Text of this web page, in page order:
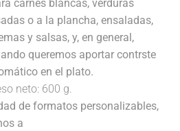
carnes blancas, verduras
o a la plancha, ensaladas,
y salsas, y, en general,
queremos aportar contrste
en el plato.
neto: 600 g.
de formatos personalizables,
a